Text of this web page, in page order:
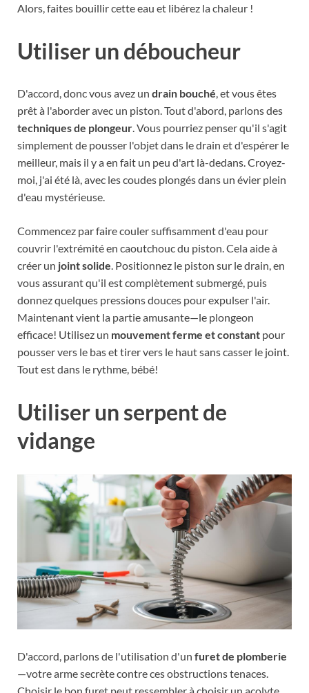
Alors, faites bouillir cette eau et libérez la chaleur !
Utiliser un déboucheur
D'accord, donc vous avez un drain bouché, et vous êtes
prêt à l'aborder avec un piston. Tout d'abord, parlons des
techniques de plongeur. Vous pourriez penser qu'il s'agit
simplement de pousser l'objet dans le drain et d'espérer le
meilleur, mais il y a en fait un peu d'art là-dedans. Croyez-
moi, j'ai été là, avec les coudes plongés dans un évier plein
d'eau mystérieuse.
Commencez par faire couler suffisamment d'eau pour
couvrir l'extrémité en caoutchouc du piston. Cela aide à
créer un joint solide. Positionnez le piston sur le drain, en
vous assurant qu'il est complètement submergé, puis
donnez quelques pressions douces pour expulser l'air.
Maintenant vient la partie amusante—le plongeon
efficace! Utilisez un mouvement ferme et constant pour
pousser vers le bas et tirer vers le haut sans casser le joint.
Tout est dans le rythme, bébé!
Utiliser un serpent de
vidange
D'accord, parlons de l'utilisation d'un furet de plomberie
—votre arme secrète contre ces obstructions tenaces.